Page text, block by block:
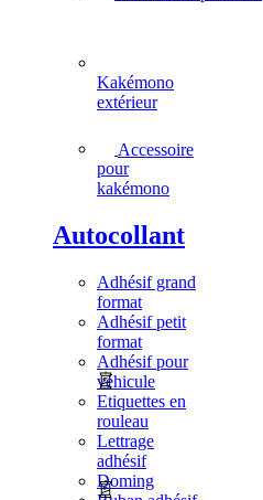
Accessoire
pour
kakémono
Autocollant
Adhésif grand
format
Adhésif petit
format
Adhésif pour
véhicule
Etiquettes en
rouleau
Lettrage
adhésif
Doming
Kakémono
extérieur